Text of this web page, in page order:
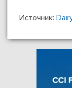
Источник: